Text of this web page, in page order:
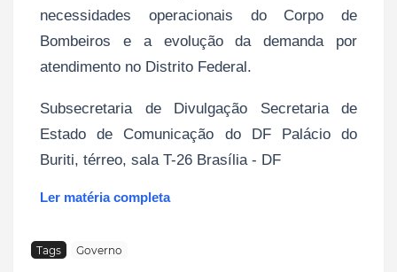
necessidades operacionais do Corpo de
Bombeiros e a evolução da demanda por
atendimento no Distrito Federal.
Subsecretaria de Divulgação Secretaria de
Estado de Comunicação do DF Palácio do
Buriti, térreo, sala T-26 Brasília - DF
Ler matéria completa
Tags Governo